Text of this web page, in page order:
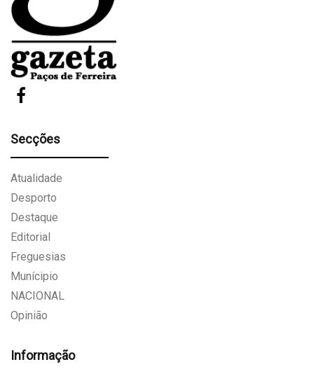
Secções
Atualidade
Desporto
Destaque
Editorial
Freguesias
Munícipio
NACIONAL
Opinião
Informação